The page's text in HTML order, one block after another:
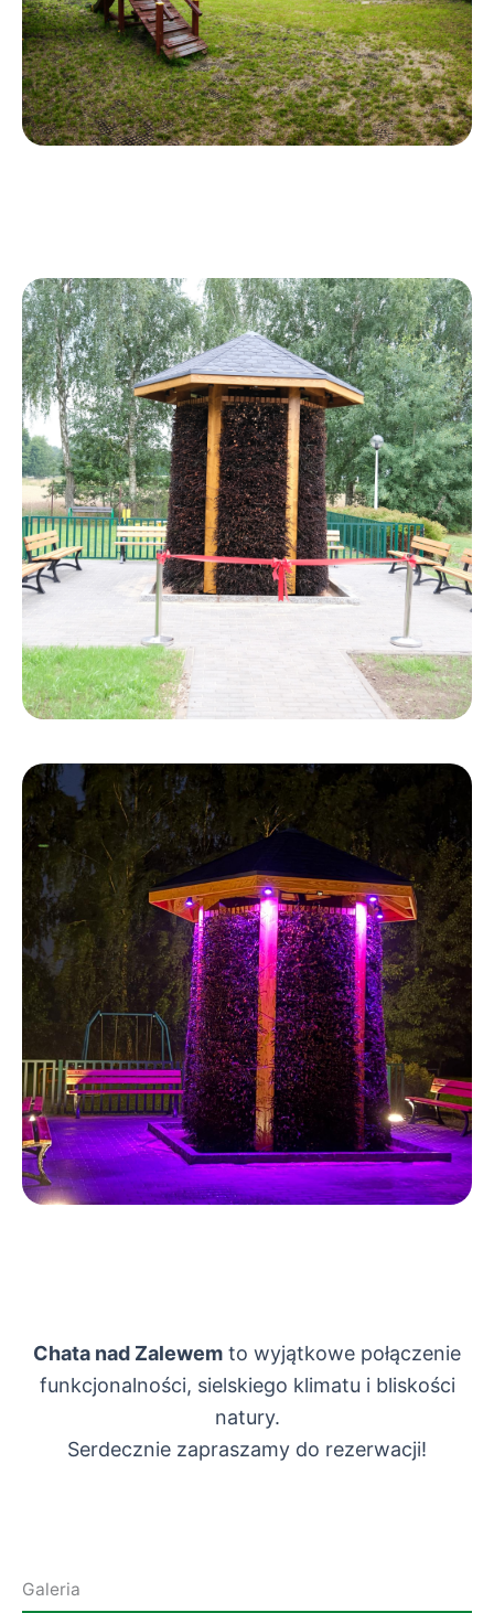
Chata nad Zalewem to wyjątkowe połączenie
funkcjonalności, sielskiego klimatu i bliskości
natury.
Serdecznie zapraszamy do rezerwacji!
Galeria